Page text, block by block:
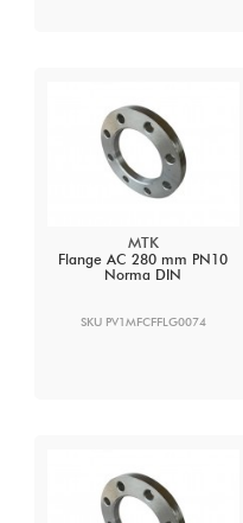
MTK
Flange AC 280 mm PN10
Norma DIN
SKU PV1MFCFFLG0074